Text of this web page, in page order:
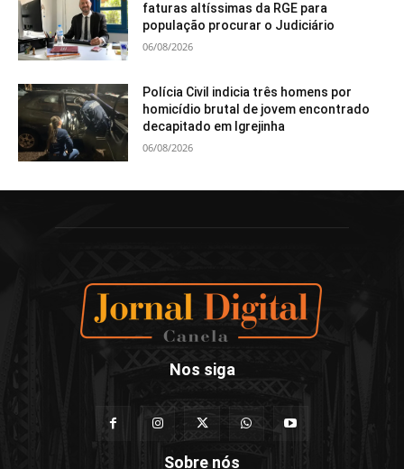
faturas altíssimas da RGE para
população procurar o Judiciário
06/08/2026
Polícia Civil indicia três homens por
homicídio brutal de jovem encontrado
decapitado em Igrejinha
06/08/2026
Nos siga
Sobre nós